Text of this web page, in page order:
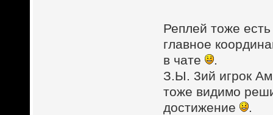
Реплей тоже
главное
в чате
.
З.Ы. 3ий игрок
тоже видимо
достижение
.